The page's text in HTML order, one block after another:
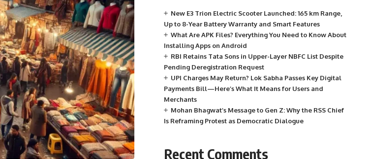
New E3 Trion Electric Scooter Launched: 165 km Range,
Up to 8-Year Battery Warranty and Smart Features
What Are APK Files? Everything You Need to Know About
Installing Apps on Android
RBI Retains Tata Sons in Upper-Layer NBFC List Despite
Pending Deregistration Request
UPI Charges May Return? Lok Sabha Passes Key Digital
Payments Bill—Here’s What It Means for Users and
Merchants
Mohan Bhagwat’s Message to Gen Z: Why the RSS Chief
Is Reframing Protest as Democratic Dialogue
Recent Comments